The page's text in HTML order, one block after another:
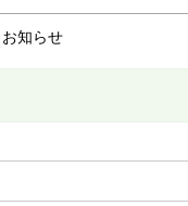
お知らせ